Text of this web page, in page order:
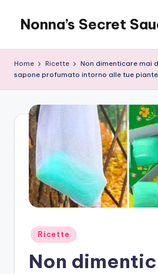
content
Nonna’s Secret
Home Ricette
Non dimenticare mai
sapone profumato intorno alle tue piante
Posted
in
Ricette
Non